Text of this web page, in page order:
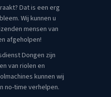
Dat is een erg
Wij kunnen u
mensen van
afgeholpen!
Dongen zijn
van riolen en
kunnen wij
no-time verhelpen.